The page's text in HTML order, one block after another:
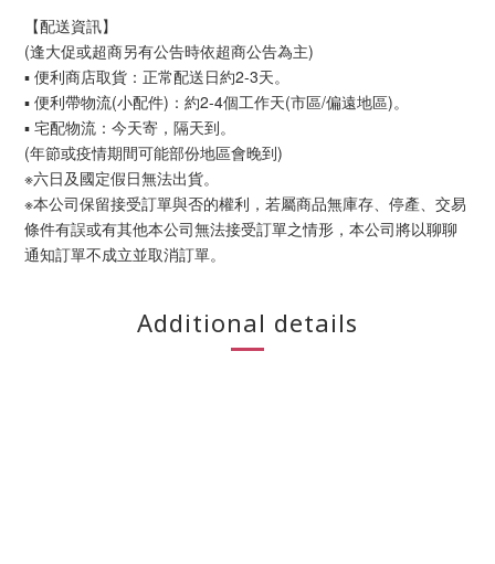
【配送資訊】
(逢大促或超商另有公告時依超商公告為主)
▪ 便利商店取貨：正常配送日約2-3天。
▪ 便利帶物流(小配件)：約2-4個工作天(市區/偏遠地區)。
▪ 宅配物流：今天寄，隔天到。
(年節或疫情期間可能部份地區會晚到)
※六日及國定假日無法出貨。
※本公司保留接受訂單與否的權利，若屬商品無庫存、停產、交易
條件有誤或有其他本公司無法接受訂單之情形，本公司將以聊聊
通知訂單不成立並取消訂單。
Additional details